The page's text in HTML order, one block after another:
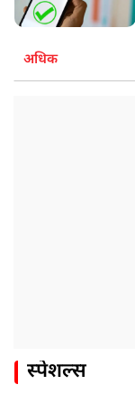
अधिक
स्पेशल्स